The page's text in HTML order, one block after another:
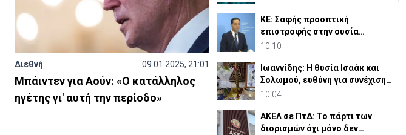
Διεθνή 09.01.2025, 21:01
Μπάιντεν για Αούν: «Ο κατάλληλος
ηγέτης γι' αυτή την περίοδο»
ΚΕ: Σαφής προοπτική
επιστροφής στην ουσία
Κυπριακού, η πρόθεση
10:10
Ιωαννίδης: Η θυσία Ισαάκ και
Σολωμού, ευθύνη για συνέχιση
αγώνα απελευθέρωσης
10:04
ΑΚΕΛ σε ΠτΔ: Το πάρτι των
διορισμών όχι μόνο δεν